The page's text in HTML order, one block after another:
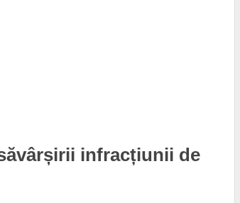
infracțiunii de